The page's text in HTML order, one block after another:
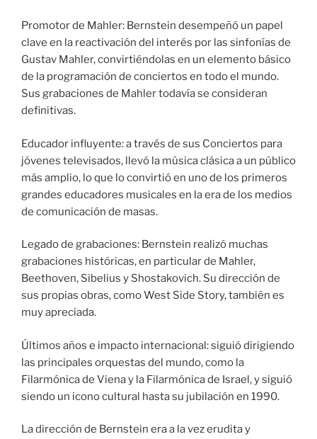
Promotor de Mahler: Bernstein desempeñó un papel
clave en la reactivación del interés por las sinfonías de
Gustav Mahler, convirtiéndolas en un elemento básico
de la programación de conciertos en todo el mundo.
Sus grabaciones de Mahler todavía se consideran
definitivas.
Educador influyente: a través de sus Conciertos para
jóvenes televisados, llevó la música clásica a un público
más amplio, lo que lo convirtió en uno de los primeros
grandes educadores musicales en la era de los medios
de comunicación de masas.
Legado de grabaciones: Bernstein realizó muchas
grabaciones históricas, en particular de Mahler,
Beethoven, Sibelius y Shostakovich. Su dirección de
sus propias obras, como West Side Story, también es
muy apreciada.
Últimos años e impacto internacional: siguió dirigiendo
las principales orquestas del mundo, como la
Filarmónica de Viena y la Filarmónica de Israel, y siguió
siendo un icono cultural hasta su jubilación en 1990.
La dirección de Bernstein era a la vez erudita y